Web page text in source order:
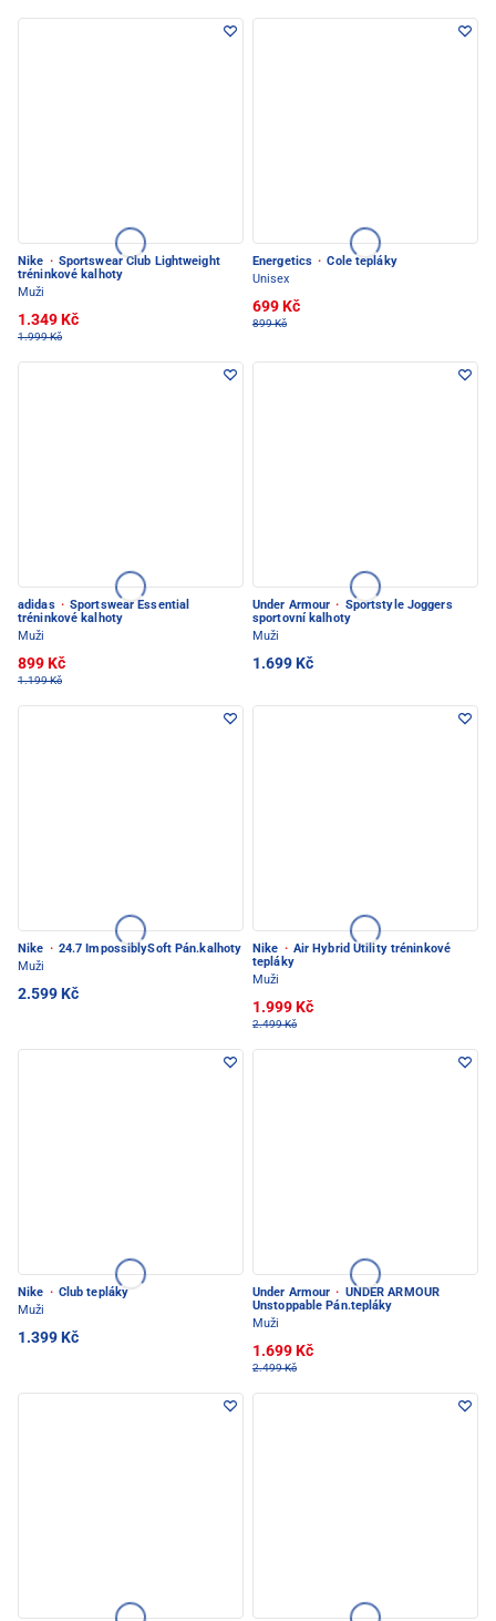
Nike · Sportswear Club Lightweight
tréninkové kalhoty
Muži
1.349 Kč
1.999 Kč
Energetics · Cole tepláky
Unisex
699 Kč
899 Kč
adidas · Sportswear Essential
tréninkové kalhoty
Muži
899 Kč
1.199 Kč
Under Armour · Sportstyle Joggers
sportovní kalhoty
Muži
1.699 Kč
Nike · 24.7 ImpossiblySoft Pán.kalhoty
Muži
2.599 Kč
Nike · Air Hybrid Utility tréninkové
tepláky
Muži
1.999 Kč
2.499 Kč
Nike · Club tepláky
Muži
1.399 Kč
Under Armour · UNDER ARMOUR
Unstoppable Pán.tepláky
Muži
1.699 Kč
2.499 Kč